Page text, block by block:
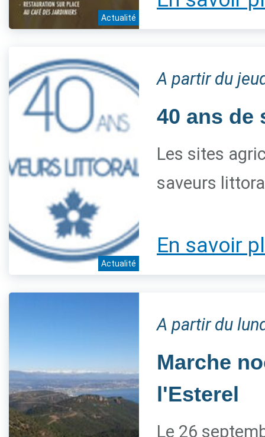
Actualité
Actualité
A partir du
40 ans de
Les sites
saveurs
En savoir
A partir du
Marche
l'Esterel
Le 26